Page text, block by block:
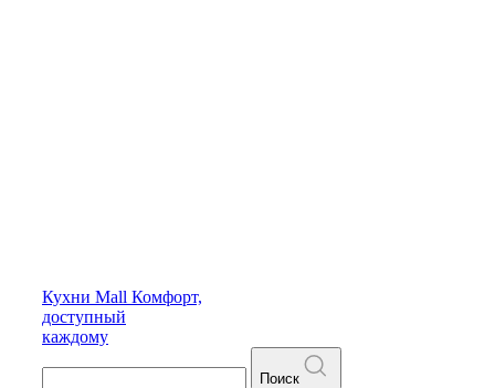
Кухни Mall Комфорт,
доступный
каждому
Поиск